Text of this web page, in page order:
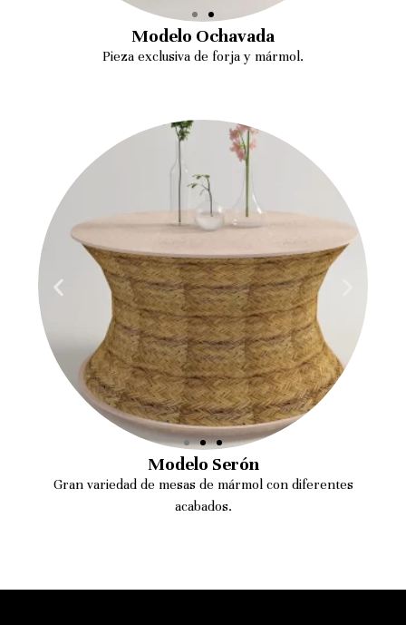
Modelo Ochavada
Pieza exclusiva de forja y mármol.
Modelo Serón
Gran variedad de mesas de mármol con diferentes
acabados.